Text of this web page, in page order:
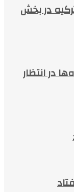
در بخش
در انتظار